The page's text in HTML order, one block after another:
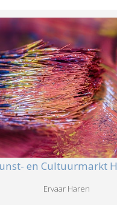
en Cultuurmarkt
Ervaar Haren